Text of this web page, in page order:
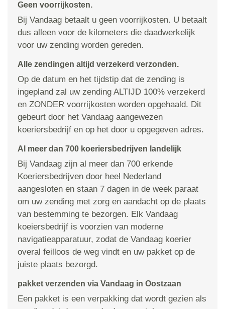
Geen voorrijkosten.
Bij Vandaag betaalt u geen voorrijkosten. U betaalt
dus alleen voor de kilometers die daadwerkelijk
voor uw zending worden gereden.
Alle zendingen altijd verzekerd verzonden.
Op de datum en het tijdstip dat de zending is
ingepland zal uw zending ALTIJD 100% verzekerd
en ZONDER voorrijkosten worden opgehaald. Dit
gebeurt door het Vandaag aangewezen
koeriersbedrijf en op het door u opgegeven adres.
Al meer dan 700 koeriersbedrijven landelijk
Bij Vandaag zijn al meer dan 700 erkende
Koeriersbedrijven door heel Nederland
aangesloten en staan 7 dagen in de week paraat
om uw zending met zorg en aandacht op de plaats
van bestemming te bezorgen. Elk Vandaag
koeiersbedrijf is voorzien van moderne
navigatieapparatuur, zodat de Vandaag koerier
overal feilloos de weg vindt en uw pakket op de
juiste plaats bezorgd.
pakket verzenden via Vandaag in Oostzaan
Een pakket is een verpakking dat wordt gezien als